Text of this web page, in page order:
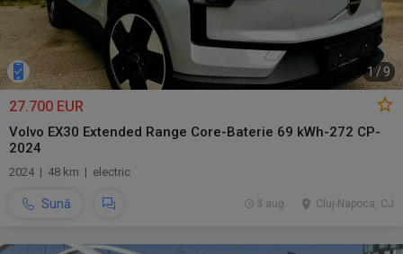
1/9
27.700 EUR
Volvo EX30 Extended Range Core-Baterie 69 kWh-272 CP-
2024
2024 | 48 km | electric
Sună Cluj-Napoca, CJ
3 aug.